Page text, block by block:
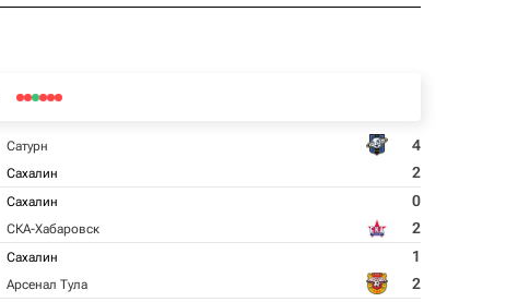
Сатурн 4
Сахалин 2
Сахалин 0
СКА-Хабаровск 2
Сахалин 1
Арсенал Тула 2